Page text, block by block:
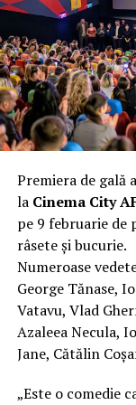
încât nu a mai
fier vechi a doua
vorbim despre
funcționalitate
Aluminiul,
rezistent
nuanțe
Aluminiul e
când cineva
Densitatea
de circa 7,8 g/
identic, aluminiul
oțelului. Pentru
demontează
simte enorm.
Premiera de gală
la Cinema City
pe 9 februarie de
râsete și bucurie.
Numeroase
George Tănase,
Vatavu, Vlad
Azaleea Necula,
Jane, Cătălin
„Este o comedie